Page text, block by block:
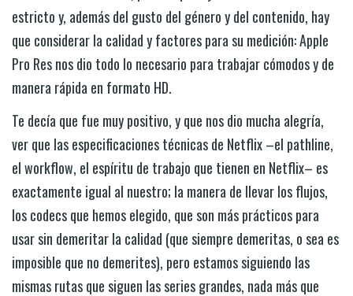
estricto y, además del gusto del género y del contenido, hay
que considerar la calidad y factores para su medición: Apple
Pro Res nos dio todo lo necesario para trabajar cómodos y de
manera rápida en formato HD.
Te decía que fue muy positivo, y que nos dio mucha alegría,
ver que las especificaciones técnicas de Netflix –el pathline,
el workflow, el espíritu de trabajo que tienen en Netflix– es
exactamente igual al nuestro; la manera de llevar los flujos,
los codecs que hemos elegido, que son más prácticos para
usar sin demeritar la calidad (que siempre demeritas, o sea es
imposible que no demerites), pero estamos siguiendo las
mismas rutas que siguen las series grandes, nada más que